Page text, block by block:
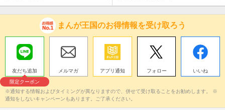
まんが王国のお得情報を受け取ろう
友だち追加
限定クーポン
メルマガ アプリ通知 フォロー いいね
※通知する情報およびタイミングが異なりますので、併せて受け取ることをお勧めします。 ※
通知をしないキャンペーンもあります。ご了承ください。